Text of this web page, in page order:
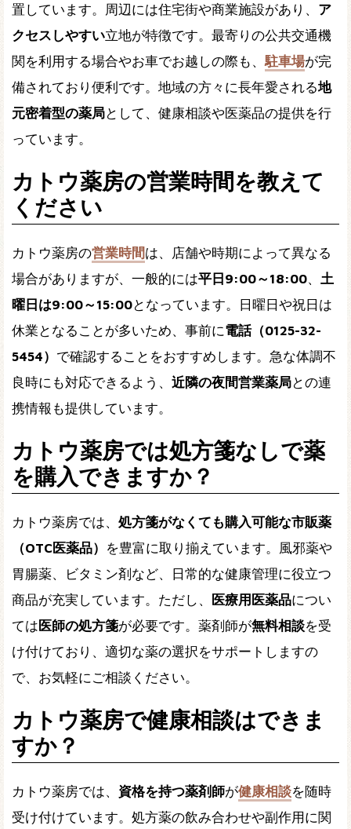
置しています。周辺には住宅街や商業施設があり、 ア
クセスしやすい立地が特徴です。最寄りの公共交通機
関を利用する場合やお車でお越しの際も、 駐車場が完
備されており便利です。地域の方々に長年愛される地
元密着型の薬局として、健康相談や医薬品の提供を行
っています。
カトウ薬房の営業時間を教えて
ください
カトウ薬房の営業時間は、店舗や時期によって異なる
場合がありますが、一般的には平日9:00～18:00、 土
曜日は9:00～15:00となっています。日曜日や祝日は
休業となることが多いため、事前に電話（0125-32-
5454） で確認することをおすすめします。急な体調不
良時にも対応できるよう、 近隣の夜間営業薬局との連
携情報も提供しています。
カトウ薬房では処方箋なしで薬
を購入できますか？
カトウ薬房では、 処方箋がなくても購入可能な市販薬
（OTC医薬品） を豊富に取り揃えています。風邪薬や
胃腸薬、ビタミン剤など、日常的な健康管理に役立つ
商品が充実しています。ただし、
医療用医薬品につい
ては 医師の処方箋が必要です。薬剤師が無料相談を受
け付けており、適切な薬の選択をサポートしますの
で、お気軽にご相談ください。
カトウ薬房で健康相談はできま
すか？
カトウ薬房では、 資格を持つ薬剤師が健康相談を随時
受け付けています。処方薬の飲み合わせや副作用に関